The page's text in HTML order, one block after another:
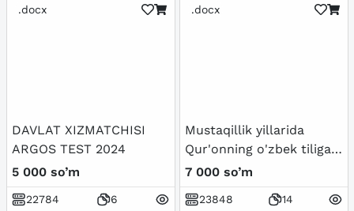
.docx
DAVLAT XIZMATCHISI
ARGOS TEST 2024
5 000 so’m
22784 6
.docx
Mustaqillik yillarida
Qur'onning o'zbek tiliga
tarjima qilinishi va
tafsirlari haqida
7 000 so’m
23848 14